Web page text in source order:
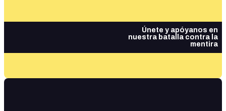
Únete y apóyanos en
nuestra batalla contra la
mentira